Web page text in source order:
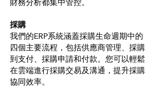
採購
我們的ERP系統涵蓋採購生命週期中的
四個主要流程，包括供應商管理、採購
到支付、採購申請和付款。您可以輕鬆
在雲端進行採購交易及溝通，提升採購
協同效率。